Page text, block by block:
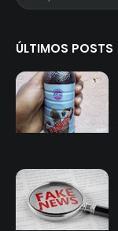
ÚLTIMOS POSTS